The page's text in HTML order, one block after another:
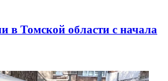
в Томской области с начала